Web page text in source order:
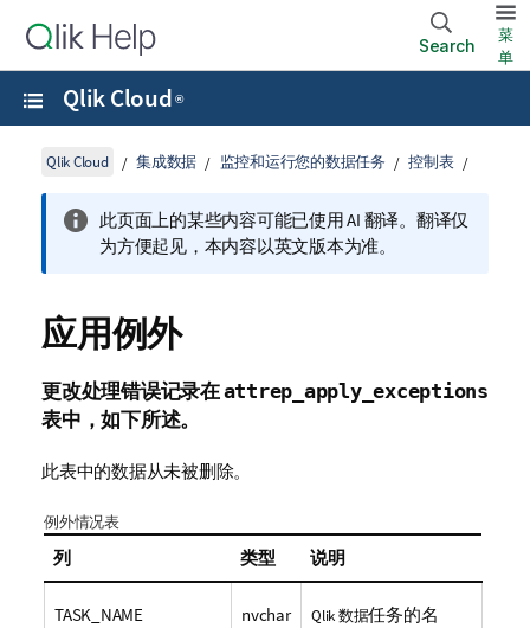
Search
菜
单
Qlik Cloud ®
Qlik Cloud 集成数据 监控和运行您的数据任务 控制表
此页面上的某些内容可能已使用 AI 翻译。翻译仅
为方便起见，本内容以英文版本为准。
应用例外
更改处理错误记录在attrep _apply_exceptions
表中，如下所述。
此表中的数据从未被删除。
例外情况表
列 类型 说明
TASK_NAME nvchar Qlik数据任务的名